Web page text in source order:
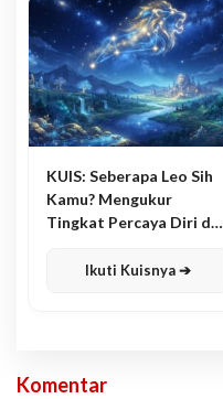
KUIS: Seberapa Leo Sih
Kamu? Mengukur
Tingkat Percaya Diri dan
Ikuti Kuisnya ➔
Komentar